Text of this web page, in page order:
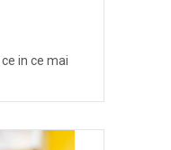
in ce mai